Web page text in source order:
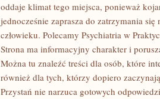
oddaje klimat tego miejsca, ponieważ
jednocześnie zaprasza do zatrzymania
człowieku. Polecamy Psychiatria w
Strona ma informacyjny charakter i
Można tu znaleźć treści dla osób, które
również dla tych, którzy dopiero
Przystań nie narzuca gotowych